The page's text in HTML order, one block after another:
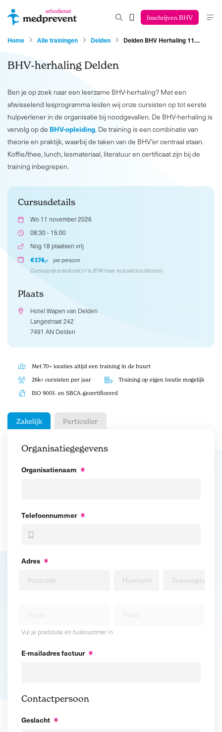
Inschrijven BHV
Home Alle trainingen Delden Delden BHV Herhaling 11…
BHV-herhaling Delden
Ben je op zoek naar een leerzame BHV-herhaling? Met een
afwisselend lesprogramma leiden wij onze cursisten op tot eerste
hulpverlener in de organisatie bij noodgevallen. De BHV-herhaling is
vervolg op de BHV-opleiding. De training is een combinatie van
theorie en praktijk, waarbij de taken van de BHV’er centraal staan.
Koffie/thee, lunch, lesmateriaal, literatuur en certificaat zijn bij de
training inbegrepen.
Cursusdetails
Wo 11 november 2026
08:30 - 15:00
Nog 18 plaatsen vrij
€174,-
per persoon
Cursusprijs is exclusief 21% BTW maar inclusief lunchkosten.
Plaats
Hotel Wapen van Delden
Langestraat 242
7491 AN Delden
Met 70+ locaties altijd een training in de buurt
26k+ cursisten per jaar Training op eigen locatie mogelijk
ISO 9001- en SBCA-gecertificeerd
Zakelijk Particulier
Organisatiegegevens
Organisatienaam
Telefoonnummer
Adres
Vul je postcode en huisnummer in
E-mailadres factuur
Contactpersoon
Geslacht